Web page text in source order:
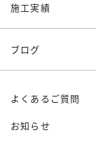
施工実績
ブログ
よくあるご質問
お知らせ